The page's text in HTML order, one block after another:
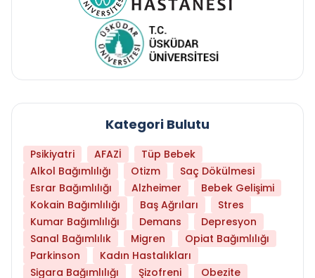
Kategori Bulutu
Psikiyatri AFAZİ
Tüp Bebek
Alkol Bağımlılığı
Otizm
Saç Dökülmesi
Esrar Bağımlılığı
Alzheimer
Bebek Gelişimi
Kokain Bağımlılığı
Baş Ağrıları
Stres
Kumar Bağımlılığı
Demans
Depresyon
Sanal Bağımlılık
Migren
Opiat Bağımlılığı
Parkinson
Kadın Hastalıkları
Sigara Bağımlılığı
Şizofreni Obezite